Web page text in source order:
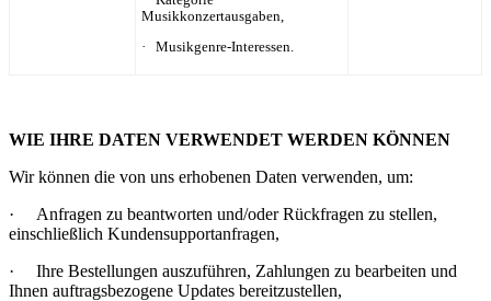
Musikkonzertausgaben,
· Musikgenre-Interessen.
WIE IHRE DATEN VERWENDET WERDEN KÖNNEN
Wir können die von uns erhobenen Daten verwenden, um:
· Anfragen zu beantworten und/oder Rückfragen zu stellen,
einschließlich Kundensupportanfragen,
· Ihre Bestellungen auszuführen, Zahlungen zu bearbeiten und
Ihnen auftragsbezogene Updates bereitzustellen,